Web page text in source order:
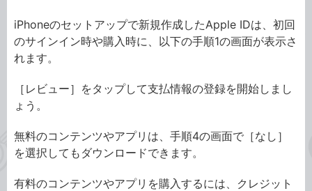
iPhoneのセットアップで新規作成したApple IDは、初回
のサインイン時や購入時に、以下の手順1の画面が表示さ
れます。
［レビュー］をタップして支払情報の登録を開始しまし
ょう。
無料のコンテンツやアプリは、手順4の画面で［なし］
を選択してもダウンロードできます。
有料のコンテンツやアプリを購入するには、クレジット